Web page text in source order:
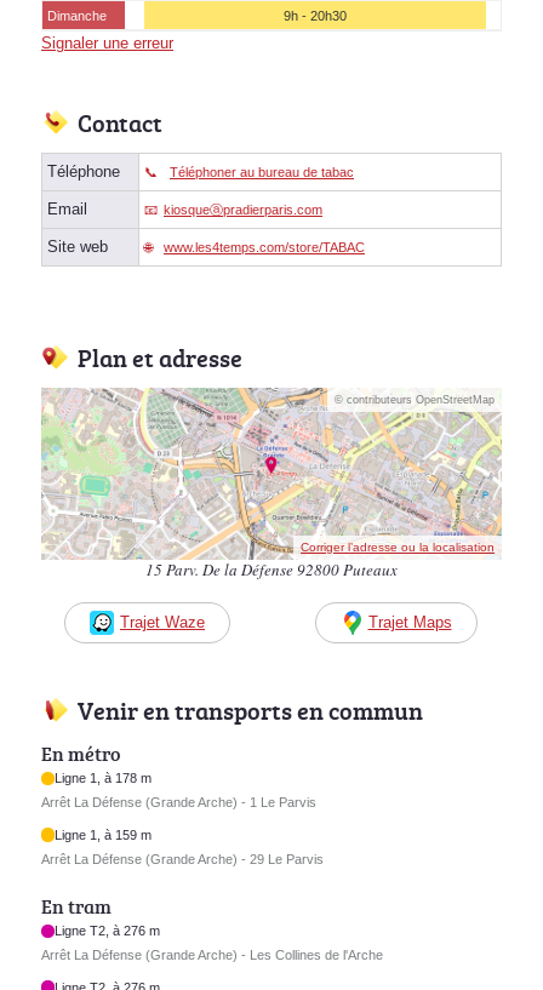
Dimanche
9h - 20h30
Signaler une erreur
Contact
Téléphone Téléphoner au bureau de tabac
Email kiosqueⓐpradierparis.com
Site web www.les4temps.com/store/TABAC
Plan et adresse
© contributeurs OpenStreetMap
Corriger l’adresse ou la localisation
15 Parv. De la Défense 92800 Puteaux
Trajet Waze Trajet Maps
Venir en transports en commun
En métro
Ligne 1, à 178 m
Arrêt La Défense (Grande Arche) - 1 Le Parvis
Ligne 1, à 159 m
Arrêt La Défense (Grande Arche) - 29 Le Parvis
En tram
Ligne T2, à 276 m
Arrêt La Défense (Grande Arche) - Les Collines de l'Arche